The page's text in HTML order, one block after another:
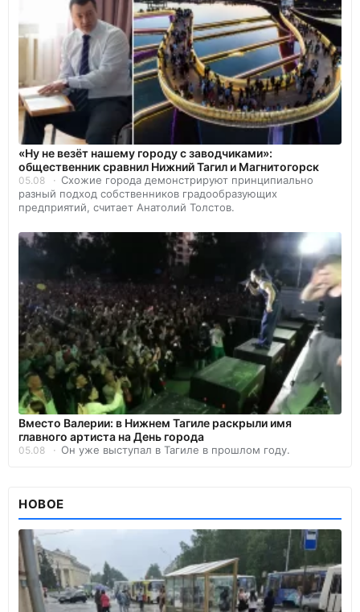
«Ну не везёт нашему городу с заводчиками»:
общественник сравнил Нижний Тагил и Магнитогорск
05.08
Схожие города демонстрируют принципиально
разный подход собственников градообразующих
предприятий, считает Анатолий Толстов.
Вместо Валерии: в Нижнем Тагиле раскрыли имя
главного артиста на День города
05.08 Он уже выступал в Тагиле в прошлом году.
НОВОЕ